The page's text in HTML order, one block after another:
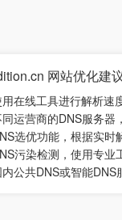
网站优化建
在线工具进行解析速
运营商的DNS服务
选优功能，根据实
污染检测，使用专
公共DNS或智能